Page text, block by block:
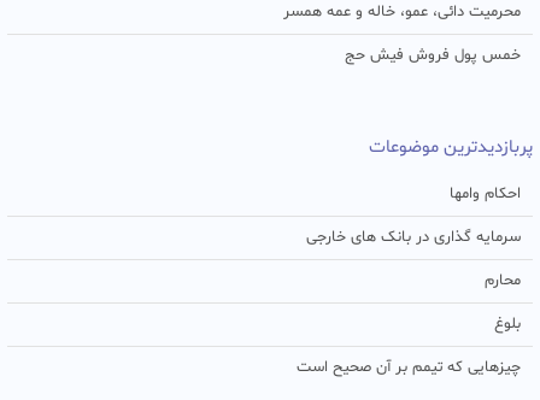
محرمیت دائی، عمو، خاله و عمه همسر
خمس پول فروش فیش حج
پربازدیدترین موضوعات
احکام وامها
سرمایه گذاری در بانک های خارجی
محارم
بلوغ
چیزهایی که تیمم بر آن صحیح است